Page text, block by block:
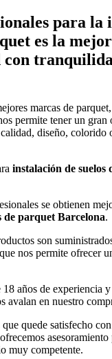
para la
es la
con
marcas de
permite tener un gran
diseño, colorido
instalación de suelos
se obtienen
de parquet Barcelona.
son
nos permite ofrecer
18 años de experiencia
avalan en nuestro
quede satisfecho
muy competente.